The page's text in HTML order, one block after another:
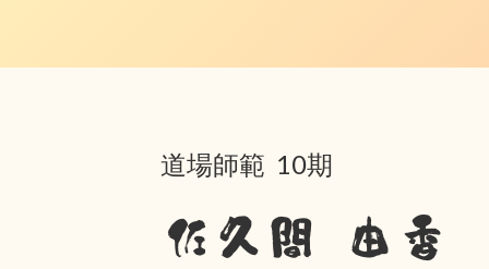
道場師範 10期
佐久間 由香